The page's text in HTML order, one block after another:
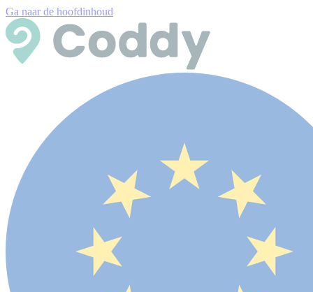
Ga naar de hoofdinhoud